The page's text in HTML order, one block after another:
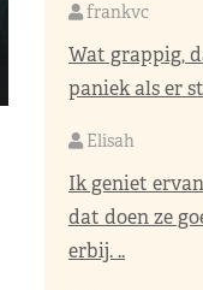
frankvc
Wat grappig,
paniek als er
Elisah
Ik geniet
dat doen ze
erbij. ..